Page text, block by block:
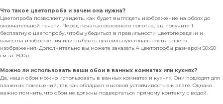
Что такое цветопроба и зачем она нужна?
Цветопроба позволяет увидеть, как будет выглядеть изображение на обоях до
окончательной печати. Перед печатью основного полотна, вы получите 1
бесплатную цветопробу, чтобы убедиться в правильности цветопередачи и
качества изображения или выбрать правильную тональность вашего
изображения. Дополнительно вы можете заказать 4 цветопробы размером 50х50
см за 1500р.
Можно ли использовать ваши обои в ванных комнатах или кухнях?
Да, наши обои можно использовать в ванных комнатах и кухнях. Они подходят для
влажных помещений, так как обладают высокой устойчивостью к влаге. Однако
важно помнить, что обои не должны подвергаться прямому контакту с водой.